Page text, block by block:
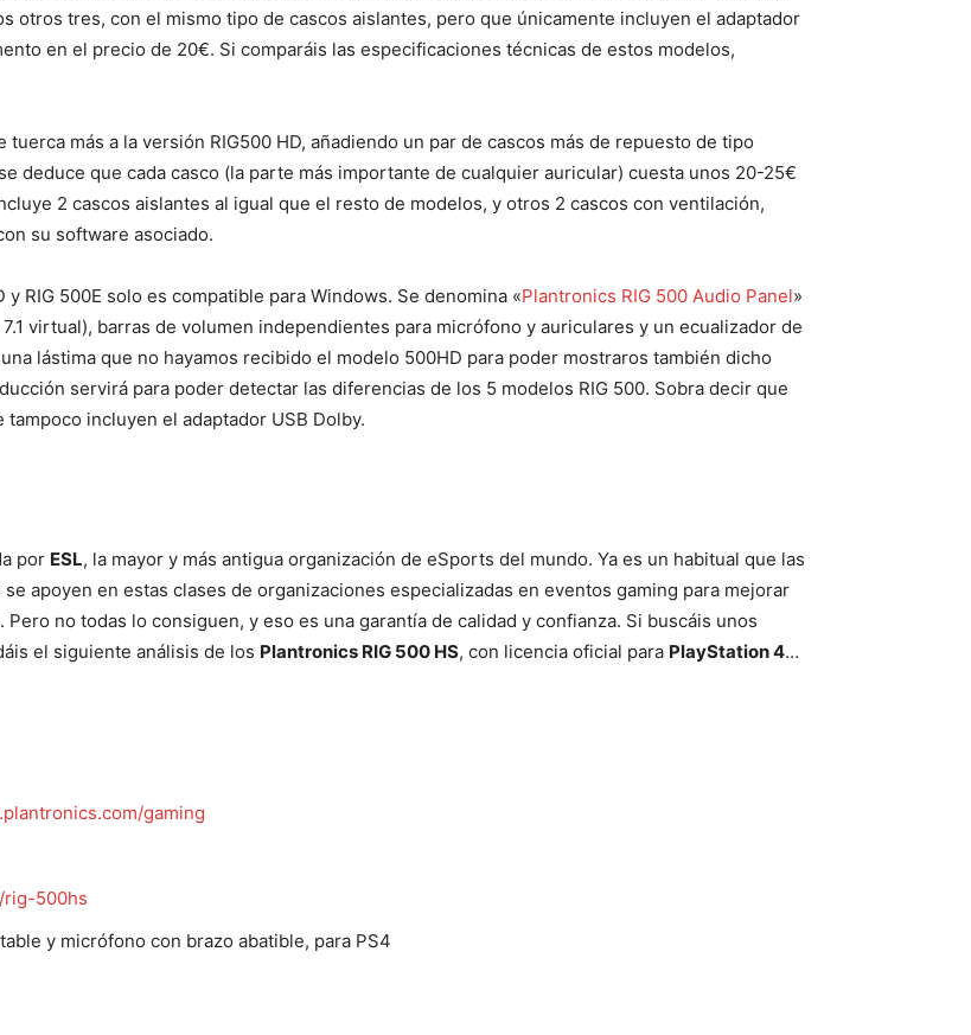
otros tres, con el mismo tipo de cascos aislantes, pero que únicamente incluyen el adaptador
en el precio de 20€. Si comparáis las especificaciones técnicas de estos modelos,
tuerca más a la versión RIG500 HD, añadiendo un par de cascos más de repuesto de tipo
deduce que cada casco (la parte más importante de cualquier auricular) cuesta unos 20-25€
2 cascos aislantes al igual que el resto de modelos, y otros 2 cascos con ventilación,
su software asociado.
RIG 500E solo es compatible para Windows. Se denomina «Plantronics RIG 500 Audio Panel»
virtual), barras de volumen independientes para micrófono y auriculares y un ecualizador de
lástima que no hayamos recibido el modelo 500HD para poder mostraros también dicho
servirá para poder detectar las diferencias de los 5 modelos RIG 500. Sobra decir que
incluyen el adaptador USB Dolby.
por ESL, la mayor y más antigua organización de eSports del mundo. Ya es un habitual que las
apoyen en estas clases de organizaciones especializadas en eventos gaming para mejorar
no todas lo consiguen, y eso es una garantía de calidad y confianza. Si buscáis unos
el siguiente análisis de los Plantronics RIG 500 HS, con licencia oficial para PlayStation 4…
gaming
rig-500hs
y micrófono con brazo abatible, para PS4